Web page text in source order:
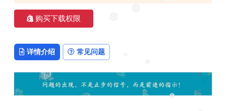
❅
❅
购买下载权限
详情介绍 常见问题